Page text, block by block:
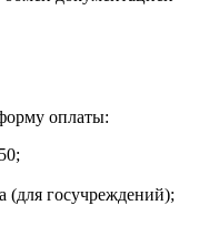
оплаты:
(для госучреждений);